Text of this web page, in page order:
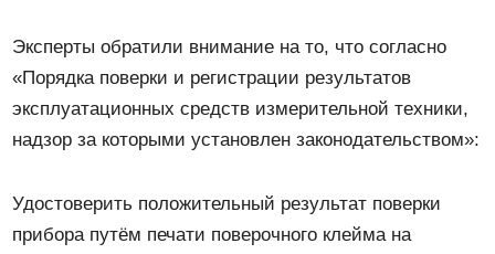
Эксперты обратили внимание на то, что согласно
«Порядка поверки и регистрации результатов
эксплуатационных средств измерительной техники,
надзор за которыми установлен законодательством»:
Удостоверить положительный результат поверки
прибора путём печати поверочного клейма на